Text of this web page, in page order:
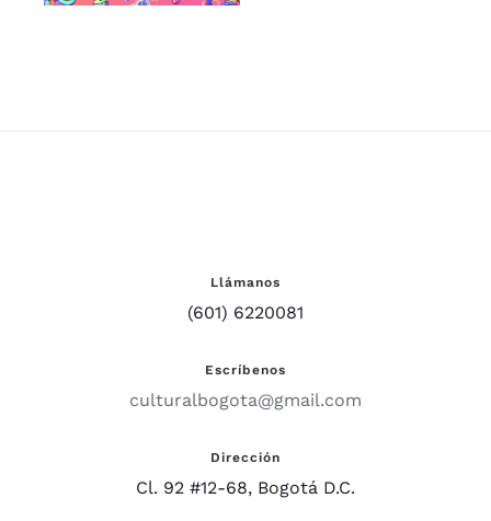
Llámanos
(601) 6220081
Escríbenos
culturalbogota@gmail.com
Dirección
Cl. 92 #12-68, Bogotá D.C.